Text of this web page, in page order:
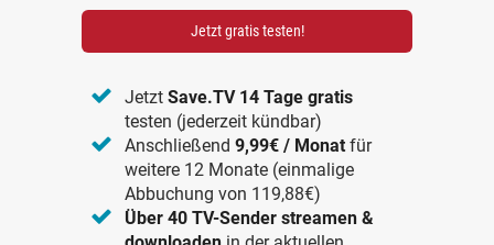
Jetzt gratis testen!
JetztSave.TV 14 Tage gratis
testen (jederzeit kündbar)
Anschließend9,99€ / Monat für
weitere 12 Monate (einmalige
Abbuchung von 119,88€)
Über 40 TV-Sender streamen &